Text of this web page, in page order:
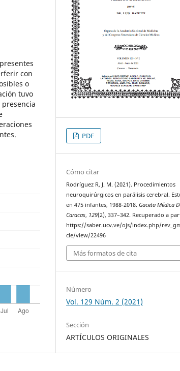
con
o
tuvo
PDF
Cómo citar
Rodríguez R, J. M. (2021). Procedimientos
neuroquirúrgicos en parálisis cerebral.
en 475 infantes, 1988-2018.Gaceta Médica
Caracas, 129(2), 337–342. Recuperado a
https://saber.ucv.ve/ojs/index.php/
cle/view/22496
Más formatos de cita
Número
Vol. 129 Núm. 2 (2021)
Sección
ARTÍCULOS ORIGINALES